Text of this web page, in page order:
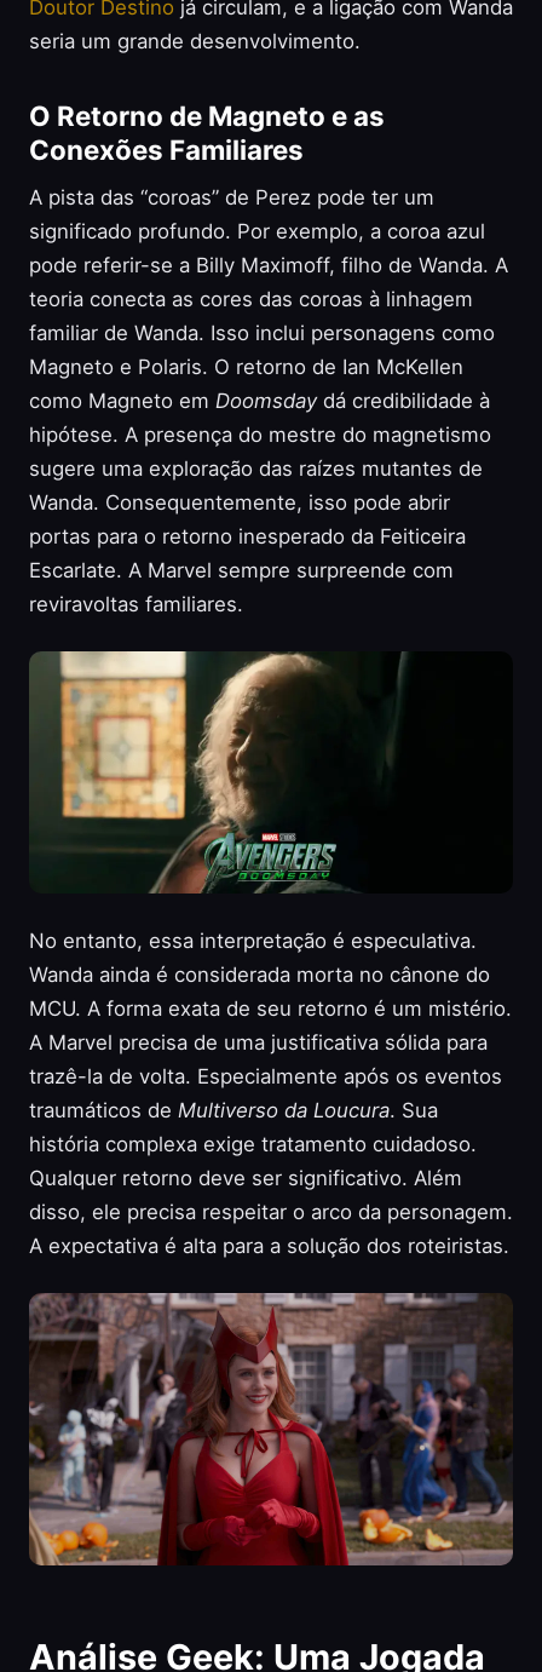
Doutor Destino já circulam, e a ligação com Wanda
seria um grande desenvolvimento.
O Retorno de Magneto e as
Conexões Familiares
A pista das “coroas” de Perez pode ter um
significado profundo. Por exemplo, a coroa azul
pode referir-se a Billy Maximoff, filho de Wanda. A
teoria conecta as cores das coroas à linhagem
familiar de Wanda. Isso inclui personagens como
Magneto e Polaris. O retorno de Ian McKellen
como Magneto em Doomsdaydá credibilidade à
hipótese. A presença do mestre do magnetismo
sugere uma exploração das raízes mutantes de
Wanda. Consequentemente, isso pode abrir
portas para o retorno inesperado da Feiticeira
Escarlate. A Marvel sempre surpreende com
reviravoltas familiares.
No entanto, essa interpretação é especulativa.
Wanda ainda é considerada morta no cânone do
MCU. A forma exata de seu retorno é um mistério.
A Marvel precisa de uma justificativa sólida para
trazê-la de volta. Especialmente após os eventos
traumáticos de Multiverso da Loucura. Sua
história complexa exige tratamento cuidadoso.
Qualquer retorno deve ser significativo. Além
disso, ele precisa respeitar o arco da personagem.
A expectativa é alta para a solução dos roteiristas.
Análise Geek: Uma Jogada